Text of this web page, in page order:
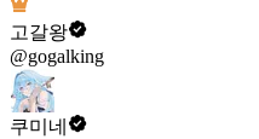
고갈왕
@gogalking
쿠미네